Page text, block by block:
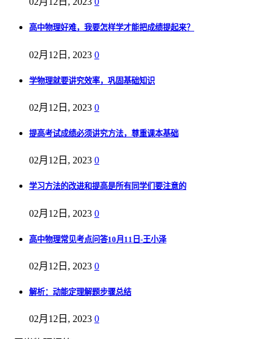
高中物理好难，我要怎样学才能把成绩提起来？
02月12日, 2023 0
学物理就要讲究效率，巩固基础知识
02月12日, 2023 0
提高考试成绩必须讲究方法，尊重课本基础
02月12日, 2023 0
学习方法的改进和提高是所有同学们要注意的
02月12日, 2023 0
高中物理常见考点问答10月11日-王小泽
02月12日, 2023 0
解析：动能定理解题步骤总结
02月12日, 2023 0